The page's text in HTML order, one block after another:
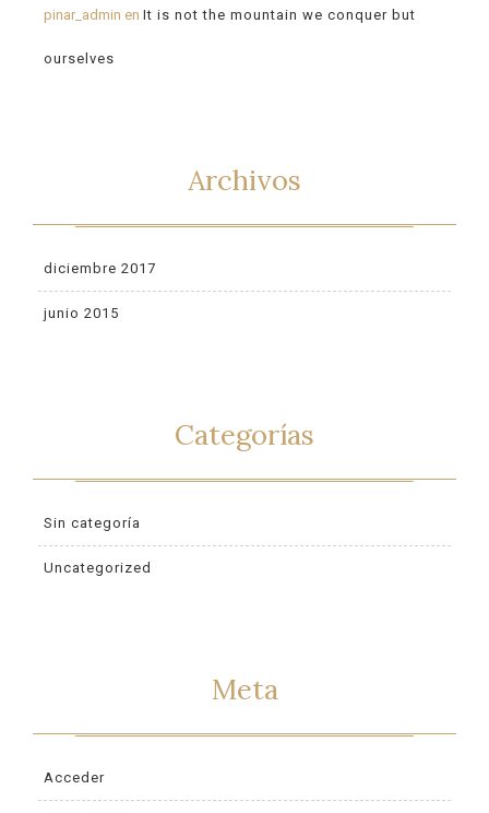
pinar_admin en It is not the mountain we conquer but
ourselves
Archivos
diciembre 2017
junio 2015
Categorías
Sin categoría
Uncategorized
Meta
Acceder